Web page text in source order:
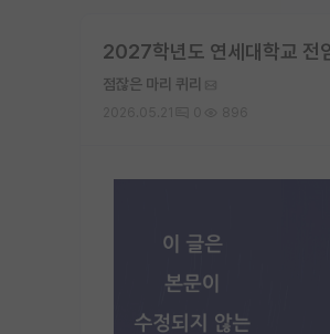
2027학년도 연세대학교 전
점잖은 마리 퀴리